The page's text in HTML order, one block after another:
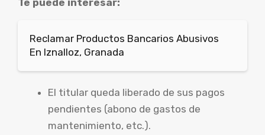
Reclamar Productos Bancarios Abusivos
En Iznalloz, Granada
El titular queda liberado de sus pagos
pendientes (abono de gastos de
mantenimiento, etc.).